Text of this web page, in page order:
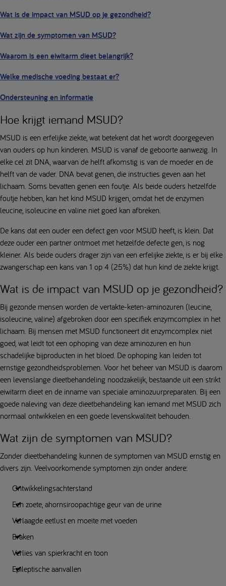
Wat is de impact van MSUD op je gezondheid?
Wat zijn de symptomen van MSUD?
Waarom is een eiwitarm dieet belangrijk?
Welke medische voeding bestaat er?
Ondersteuning en informatie
Hoe krijgt iemand MSUD?
MSUD is een erfelijke ziekte, wat betekent dat het wordt doorgegeven
van ouders op hun kinderen. MSUD is vanaf de geboorte aanwezig. In
elke cel zit DNA, waarvan de helft afkomstig is van de moeder en de
helft van de vader. DNA bevat genen, die instructies geven aan het
lichaam. Soms bevatten genen een foutje. Als beide ouders hetzelfde
foutje hebben, kan het kind MSUD krijgen, omdat het de enzymen
leucine, isoleucine en valine niet goed kan afbreken.
De kans dat een ouder een defect gen voor MSUD heeft, is klein. Dat
deze ouder een partner ontmoet met hetzelfde defecte gen, is nog
kleiner. Als beide ouders drager zijn van een erfelijke ziekte, is er bij elke
zwangerschap een kans van 1 op 4 (25%) dat hun kind de ziekte krijgt.
Wat is de impact van MSUD op je gezondheid?
Bij gezonde mensen worden de vertakte-keten-aminozuren (leucine,
isoleucine, valine) afgebroken door een specifiek enzymcomplex in het
lichaam. Bij mensen met MSUD functioneert dit enzymcomplex niet
goed, wat leidt tot een ophoping van deze aminozuren en hun
schadelijke bijproducten in het bloed. De ophoping kan leiden tot
ernstige gezondheidsproblemen. Voor het beheer van MSUD is daarom
een levenslange dieetbehandeling noodzakelijk, bestaande uit een strikt
eiwitarm dieet en de inname van speciale aminozuurpreparaten. Bij een
goede naleving van deze dieetbehandeling kan iemand met MSUD zich
normaal ontwikkelen en een goede levenskwaliteit behouden.
Wat zijn de symptomen van MSUD?
Zonder dieetbehandeling kunnen de symptomen van MSUD ernstig en
divers zijn. Veelvoorkomende symptomen zijn onder andere:
Ontwikkelingsachterstand
Een zoete, ahornsiroopachtige geur van de urine
Verlaagde eetlust en moeite met voeden
Braken
Verlies van spierkracht en toon
Epileptische aanvallen